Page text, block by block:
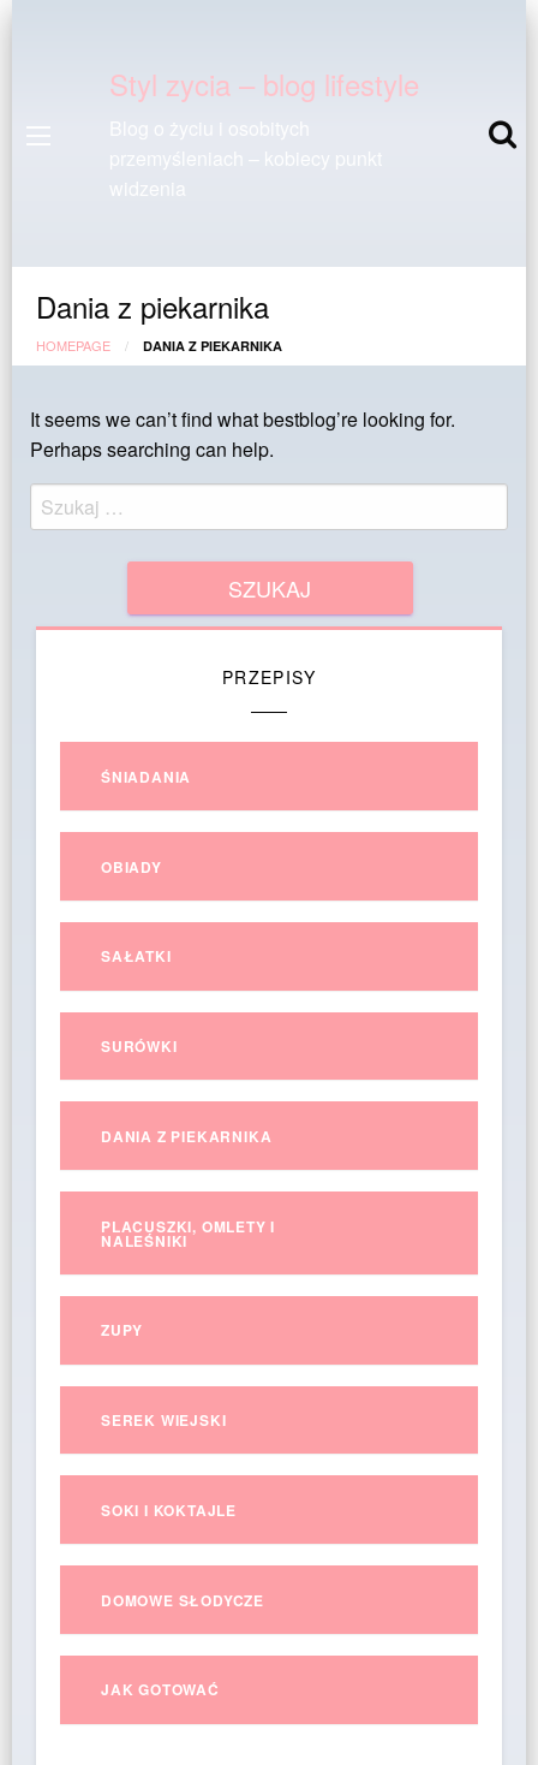
Styl zycia – blog lifestyle
Blog o życiu i osobitych
przemyśleniach – kobiecy punkt
widzenia
Dania z piekarnika
HOMEPAGE DANIA Z PIEKARNIKA
It seems we can’t find what bestblog’re looking for.
Perhaps searching can help.
Szukaj:
PRZEPISY
ŚNIADANIA
OBIADY
SAŁATKI
SURÓWKI
DANIA Z PIEKARNIKA
PLACUSZKI, OMLETY I
NALEŚNIKI
ZUPY
SEREK WIEJSKI
SOKI I KOKTAJLE
DOMOWE SŁODYCZE
JAK GOTOWAĆ